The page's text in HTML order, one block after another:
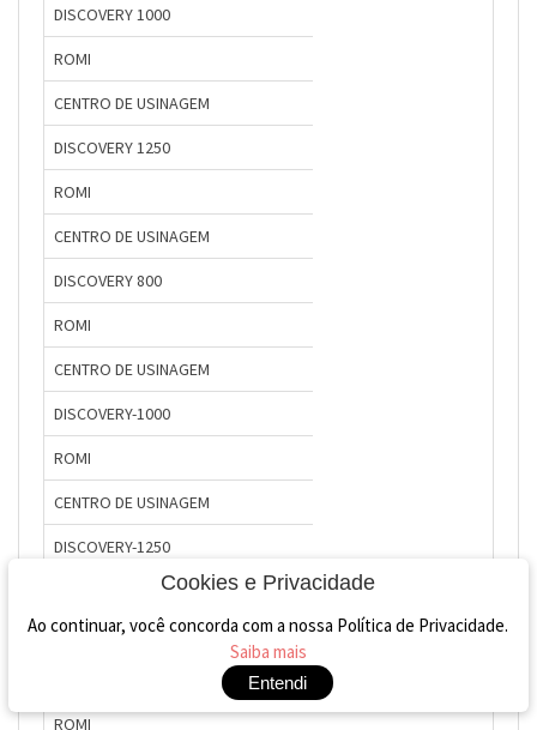
DISCOVERY 1000
ROMI
CENTRO DE USINAGEM
DISCOVERY 1250
ROMI
CENTRO DE USINAGEM
DISCOVERY 800
ROMI
CENTRO DE USINAGEM
DISCOVERY-1000
ROMI
CENTRO DE USINAGEM
DISCOVERY-1250
CENTRO DE USINAGEM
ROMI
Cookies e Privacidade
Ao continuar, você concorda com a nossa Política de Privacidade.
Saiba mais
Entendi